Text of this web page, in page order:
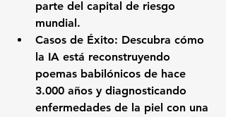
parte del capital de riesgo
mundial.
Casos de Éxito: Descubra cómo
la IA está reconstruyendo
poemas babilónicos de hace
3.000 años y diagnosticando
enfermedades de la piel con una